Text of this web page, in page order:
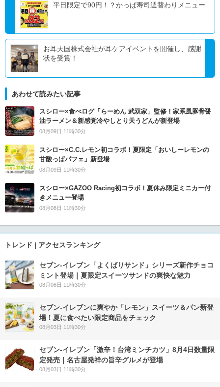
平日限定で90円！？かっぱ寿司週替わりメニュー
お耳天国株式会社が耳ケアイベントを開催し、感謝
状を受賞！
あわせて読みたい記事
スシロー×食べログ「らーめん 武双家」監修！家系風豚骨醤
油ラーメン＆新感覚冷やしとり天うどんが新登場
08月09日 11時30分
スシロー×C.C.レモン初コラボ！夏限定「おいしーレモンの
甘酸っぱパフェ」新登場
08月09日 11時30分
スシロー×GAZOO Racing初コラボ！夏休み限定ミニカー付
きメニュー登場
08月08日 11時30分
トレンド | アクセスランキング
セブン‐イレブン「よくばりサンド」シリーズ新作チョコ
ミント登場｜夏限定スイーツサンドの爽快な魅力
08月06日 11時30分
セブン‐イレブンに爽やか「レモン」スイーツ＆パン新登
場！夏に食べたい限定商品をチェック
08月03日 11時30分
セブン-イレブン「激辛！台湾ミンチカツ」8月4日数量限
定発売｜名古屋発祥の旨辛グルメが登場
08月03日 11時30分